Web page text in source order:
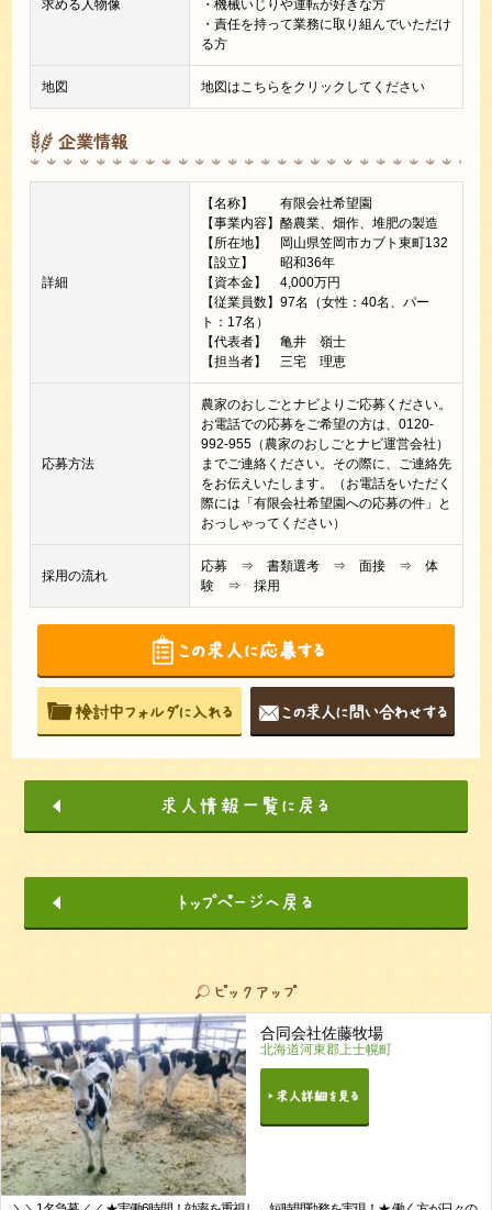
求める人物像
・機械いじりや運転が好きな方
・責任を持って業務に取り組んでいただけ
る方
地図 地図はこちらをクリックしてください
企業情報
詳細
【名称】 有限会社希望園
【事業内容】酪農業、畑作、堆肥の製造
【所在地】 岡山県笠岡市カブト東町132
【設立】 昭和36年
【資本金】 4,000万円
【従業員数】97名（女性：40名、パー
ト：17名）
【代表者】 亀井 嶺士
【担当者】 三宅 理恵
応募方法
農家のおしごとナビよりご応募ください。
お電話での応募をご希望の方は、0120-
992-955（農家のおしごとナビ運営会社）
までご連絡ください。その際に、ご連絡先
をお伝えいたします。（お電話をいただく
際には「有限会社希望園への応募の件」と
おっしゃってください）
採用の流れ
応募 ⇒ 書類選考 ⇒ 面接 ⇒ 体
験 ⇒ 採用
合同会社佐藤牧場
北海道河東郡上士幌町